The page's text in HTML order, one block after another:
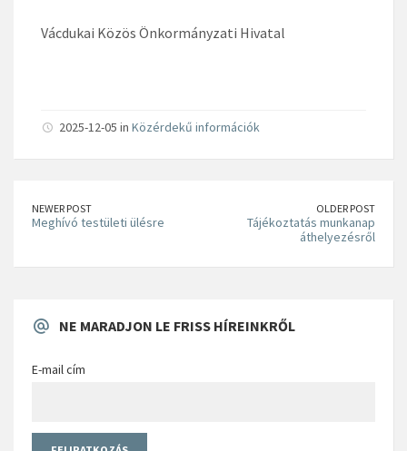
Vácdukai Közös Önkormányzati Hivatal
2025-12-05 in Közérdekű információk
NEWER POST
Meghívó testületi ülésre
OLDER POST
Tájékoztatás munkanap
áthelyezésről
NE MARADJON LE FRISS HÍREINKRŐL
E-mail cím